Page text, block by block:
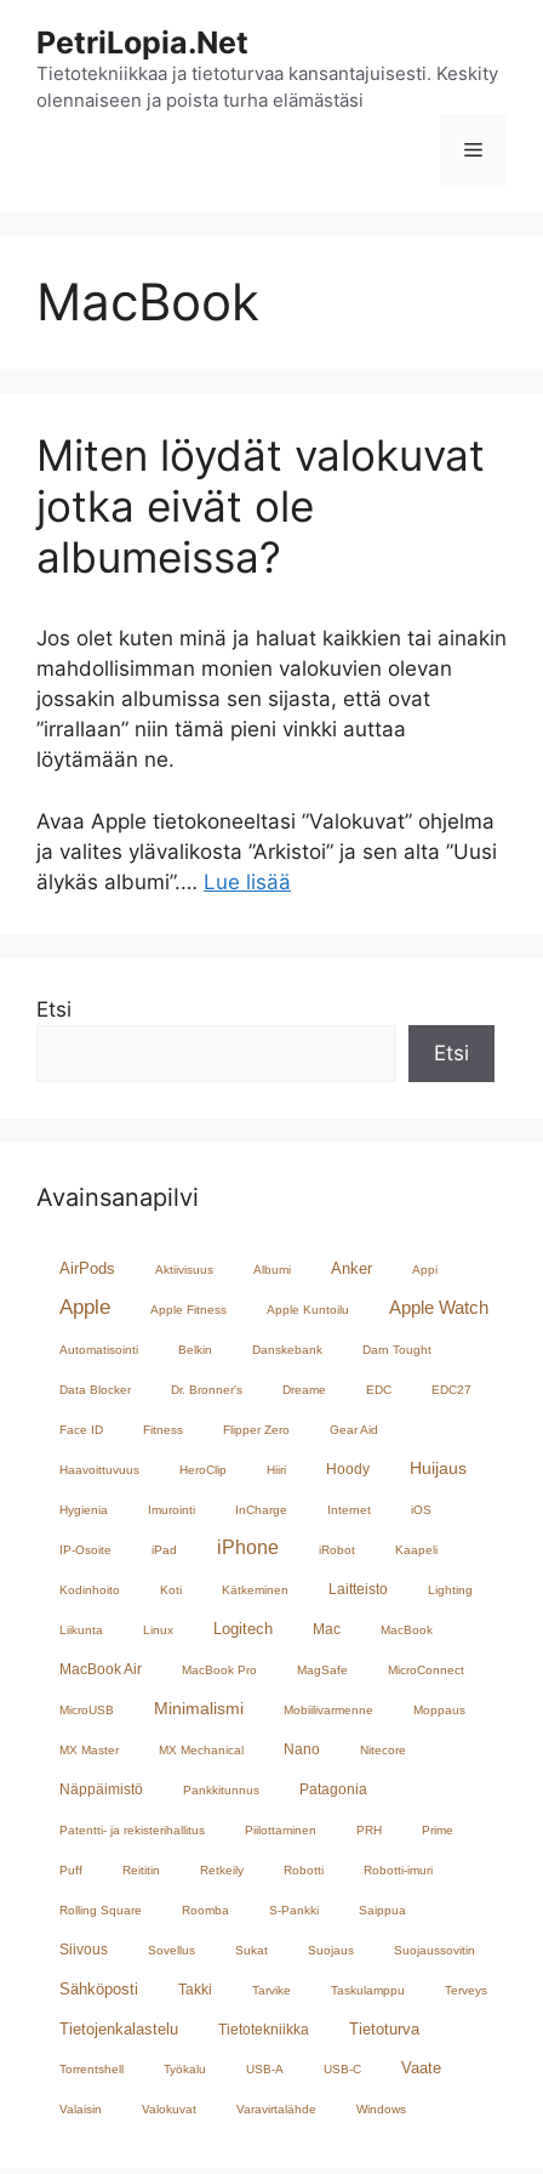
sisältöön
PetriLopia.Net
Tietotekniikkaa ja tietoturvaa kansantajuisesti. Keskity
olennaiseen ja poista turha elämästäsi
Valikko
MacBook
Miten löydät valokuvat
jotka eivät ole
albumeissa?
Jos olet kuten minä ja haluat kaikkien tai ainakin
mahdollisimman monien valokuvien olevan
jossakin albumissa sen sijasta, että ovat
”irrallaan” niin tämä pieni vinkki auttaa
löytämään ne.
Avaa Apple tietokoneeltasi ”Valokuvat” ohjelma
ja valites ylävalikosta ”Arkistoi” ja sen alta ”Uusi
älykäs albumi”.… Lue lisää
Etsi
Etsi
Avainsanapilvi
AirPods Aktiivisuus Albumi Anker Appi
Apple Apple Fitness Apple Kuntoilu Apple Watch
Automatisointi Belkin Danskebank Darn Tought
Data Blocker Dr. Bronner's Dreame EDC EDC27
Face ID Fitness Flipper Zero Gear Aid
Haavoittuvuus HeroClip Hiiri Hoody Huijaus
Hygienia Imurointi InCharge Internet iOS
IP-Osoite iPad iPhone iRobot Kaapeli
Kodinhoito Koti Kätkeminen Laitteisto Lighting
Liikunta Linux Logitech Mac MacBook
MacBook Air MacBook Pro MagSafe MicroConnect
MicroUSB Minimalismi Mobiilivarmenne Moppaus
MX Master MX Mechanical Nano Nitecore
Näppäimistö Pankkitunnus Patagonia
Patentti- ja rekisterihallitus Piilottaminen PRH Prime
Puff Reititin Retkeily Robotti Robotti-imuri
Rolling Square Roomba S-Pankki Saippua
Siivous Sovellus Sukat Suojaus Suojaussovitin
Sähköposti Takki Tarvike Taskulamppu Terveys
Tietojenkalastelu Tietotekniikka Tietoturva
Torrentshell Työkalu USB-A USB-C Vaate
Valaisin Valokuvat Varavirtalähde Windows